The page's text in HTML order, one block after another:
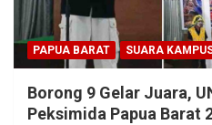
PAPUA BARAT SUARA
Borong 9 Gelar Juara,
Peksimida Papua Barat